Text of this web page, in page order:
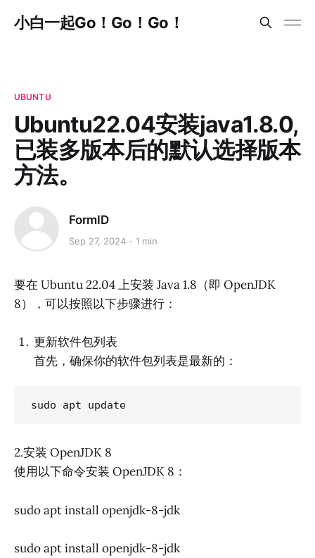
小白一起Go！Go！Go！
UBUNTU
Ubuntu22.04安装java1.8.0,
已装多版本后的默认选择版本
方法。
FormID
Sep 27, 2024 1 min
要在 Ubuntu 22.04 上安装 Java 1.8（即 OpenJDK
8），可以按照以下步骤进行：
更新软件包列表
首先，确保你的软件包列表是最新的：
sudo apt update
2.安装 OpenJDK 8
使用以下命令安装 OpenJDK 8：
sudo apt install openjdk-8-jdk
sudo apt install openjdk-8-jdk